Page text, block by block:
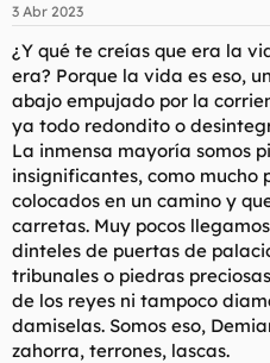
e
3 Abr 2023
¿Y qué te creías que era la
era? Porque la vida es eso,
abajo empujado por la
ya todo redondito o
La inmensa mayoría somos
insignificantes, como mucho
colocados en un camino y
carretas. Muy pocos
dinteles de puertas de
tribunales o piedras
de los reyes ni tampoco
damiselas. Somos eso,
zahorra, terrones, lascas.